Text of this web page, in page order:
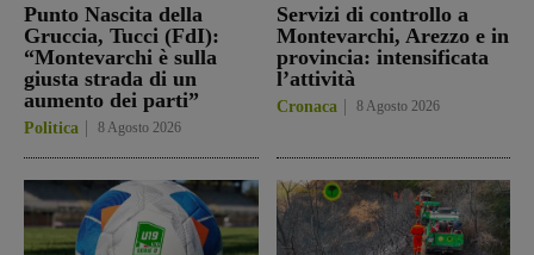
Punto Nascita della
Gruccia, Tucci (FdI):
“Montevarchi è sulla
giusta strada di un
aumento dei parti”
Politica 8 Agosto 2026
Servizi di controllo a
Montevarchi, Arezzo e in
provincia: intensificata
l’attività
Cronaca 8 Agosto 2026